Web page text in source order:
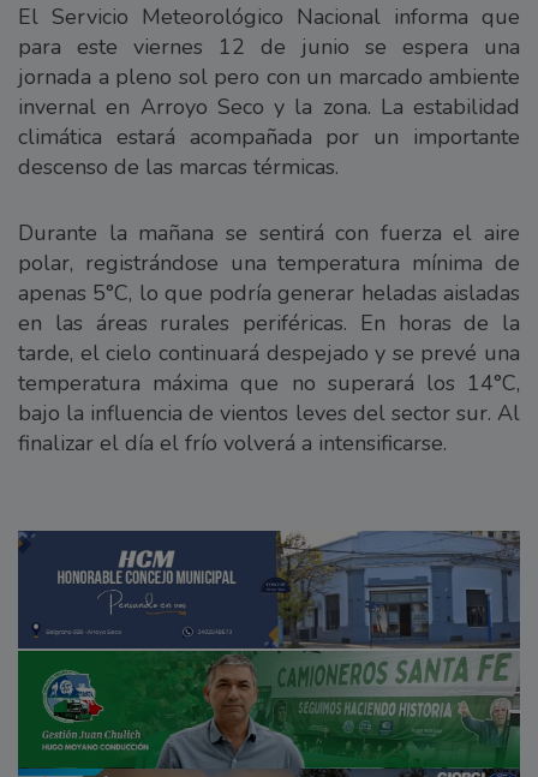
El Servicio Meteorológico Nacional informa que
para este viernes 12 de junio se espera una
jornada a pleno sol pero con un marcado ambiente
invernal en Arroyo Seco y la zona. La estabilidad
climática estará acompañada por un importante
descenso de las marcas térmicas.
Durante la mañana se sentirá con fuerza el aire
polar, registrándose una temperatura mínima de
apenas 5°C, lo que podría generar heladas aisladas
en las áreas rurales periféricas. En horas de la
tarde, el cielo continuará despejado y se prevé una
temperatura máxima que no superará los 14°C,
bajo la influencia de vientos leves del sector sur. Al
finalizar el día el frío volverá a intensificarse.